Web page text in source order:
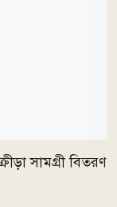
সামগ্রী বিতরণ